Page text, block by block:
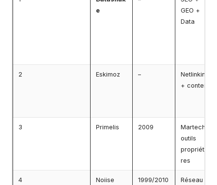
e
GEO +
Data
2 Eskimoz –
Netlinking
+ contenu
3 Primelis 2009
Martech +
outils
propriétai
res
4 Noiise 1999/2010
Réseau